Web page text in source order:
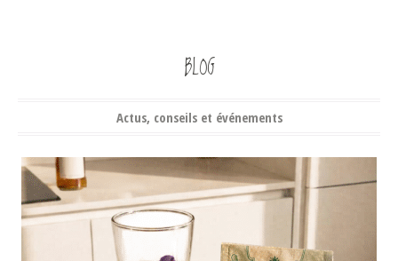
BLOG
Actus, conseils et événements